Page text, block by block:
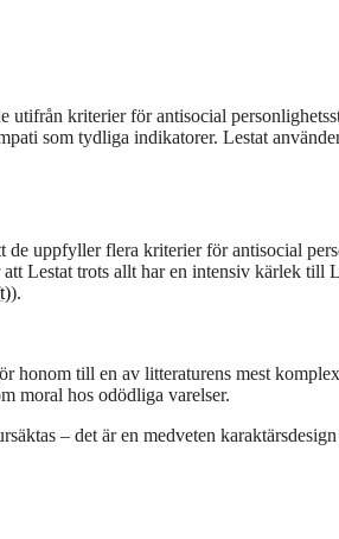
utifrån kriterier för antisocial
som tydliga indikatorer. Lestat
de uppfyller flera kriterier för antisocial
Lestat trots allt har en intensiv kärlek
).
honom till en av litteraturens mest
moral hos odödliga varelser.
– det är en medveten